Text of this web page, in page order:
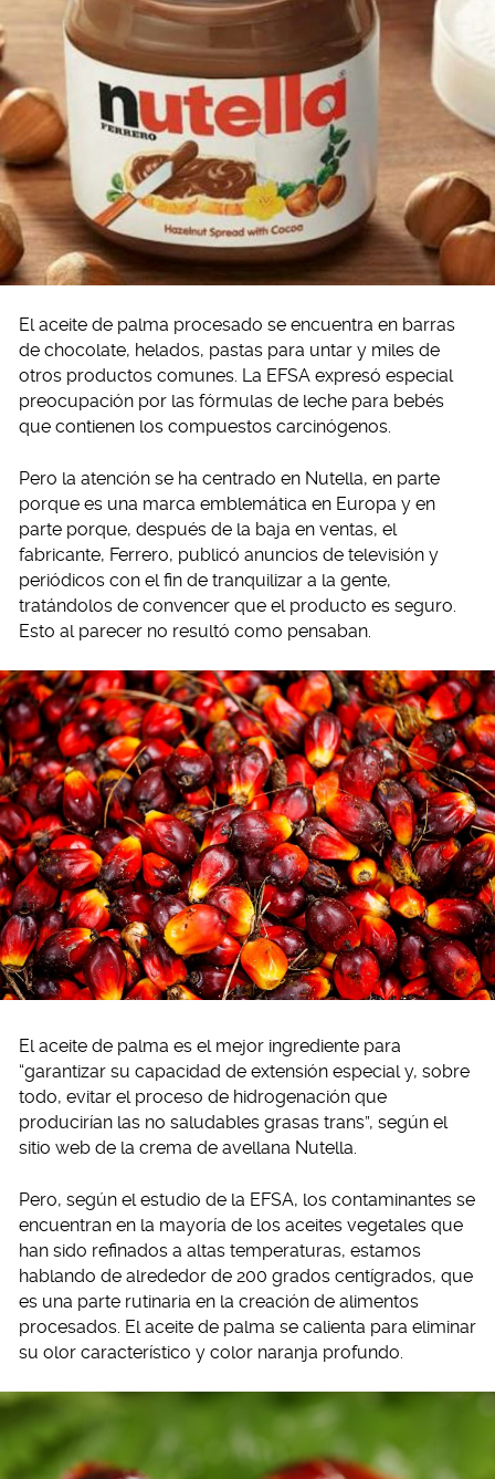
El aceite de palma procesado se encuentra en barras
de chocolate, helados, pastas para untar y miles de
otros productos comunes. La EFSA expresó especial
preocupación por las fórmulas de leche para bebés
que contienen los compuestos carcinógenos.
Pero la atención se ha centrado en Nutella, en parte
porque es una marca emblemática en Europa y en
parte porque, después de la baja en ventas, el
fabricante, Ferrero, publicó anuncios de televisión y
periódicos con el fin de tranquilizar a la gente,
tratándolos de convencer que el producto es seguro.
Esto al parecer no resultó como pensaban.
El aceite de palma es el mejor ingrediente para
“garantizar su capacidad de extensión especial y, sobre
todo, evitar el proceso de hidrogenación que
producirían las no saludables grasas trans”, según el
sitio web de la crema de avellana Nutella.
Pero, según el estudio de la EFSA, los contaminantes se
encuentran en la mayoría de los aceites vegetales que
han sido refinados a altas temperaturas, estamos
hablando de alrededor de 200 grados centígrados, que
es una parte rutinaria en la creación de alimentos
procesados. El aceite de palma se calienta para eliminar
su olor característico y color naranja profundo.